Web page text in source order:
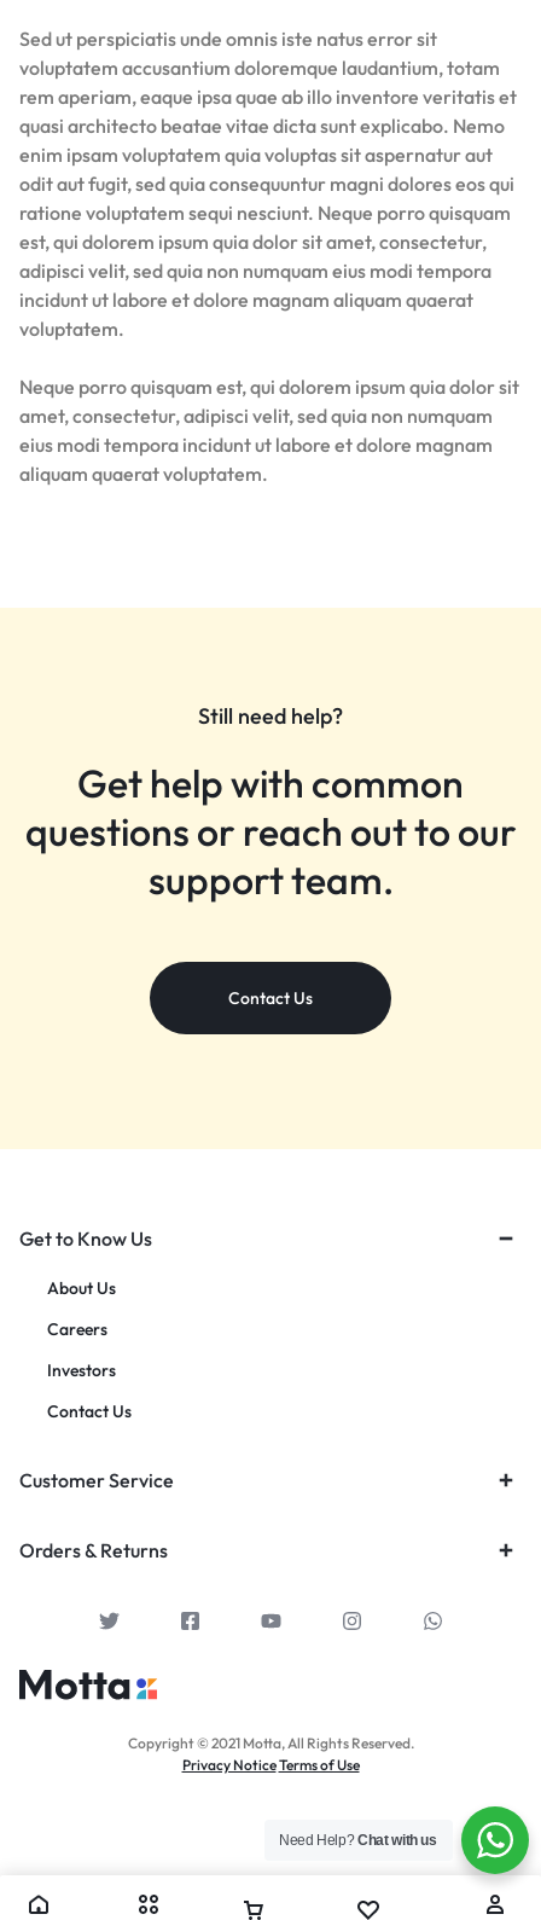
Sed ut perspiciatis unde omnis iste natus error sit
voluptatem accusantium doloremque laudantium, totam
rem aperiam, eaque ipsa quae ab illo inventore veritatis et
quasi architecto beatae vitae dicta sunt explicabo. Nemo
enim ipsam voluptatem quia voluptas sit aspernatur aut
odit aut fugit, sed quia consequuntur magni dolores eos qui
ratione voluptatem sequi nesciunt. Neque porro quisquam
est, qui dolorem ipsum quia dolor sit amet, consectetur,
adipisci velit, sed quia non numquam eius modi tempora
incidunt ut labore et dolore magnam aliquam quaerat
voluptatem.
Neque porro quisquam est, qui dolorem ipsum quia dolor sit
amet, consectetur, adipisci velit, sed quia non numquam
eius modi tempora incidunt ut labore et dolore magnam
aliquam quaerat voluptatem.
Still need help?
Get help with common
questions or reach out to our
support team.
Contact Us
Get to Know Us
About Us
Careers
Investors
Contact Us
Customer Service
Orders & Returns
Copyright © 2021 Motta, All Rights Reserved.
Privacy NoticeTerms of Use
Need Help?Chat with us